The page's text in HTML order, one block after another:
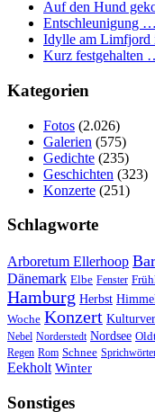
Auf den Hund
Entschleunigung …
Idylle am
Kurz festgehalten
Kategorien
Fotos (2.026)
Galerien (575)
Gedichte (235)
Geschichten (323)
Konzerte (251)
Schlagworte
Arboretum Ellerhoop
Dänemark Elbe Fenster
Hamburg Herbst
Woche Konzert
Nebel Norderstedt Nordsee
Regen Rom Schnee
Eekholt Winter
Sonstiges